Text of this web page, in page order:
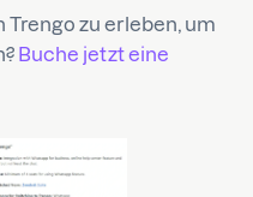
Trengo zu erleben, um
Buche jetzt eine